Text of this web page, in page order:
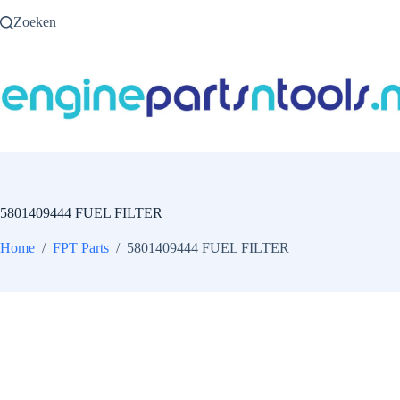
naarZoeken
5801409444 FUEL FILTER
Home / FPT Parts / 5801409444 FUEL FILTER